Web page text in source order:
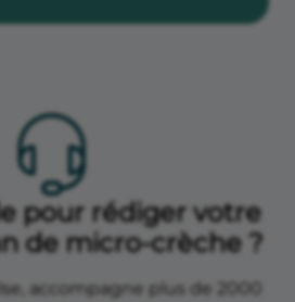
pour rédiger votre
de micro-crèche ?
accompagne plus de 2000